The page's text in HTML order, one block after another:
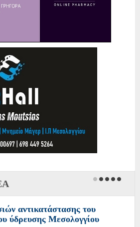
αντικατάστασης του
ύδρευσης Μεσολογγίου